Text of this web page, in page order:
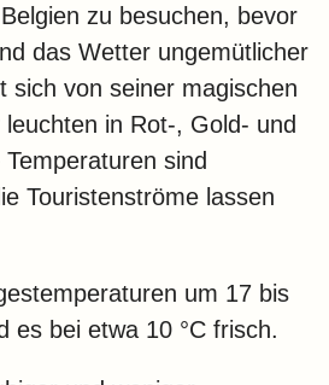
zu besuchen, bevor
das Wetter ungemütlicher
sich von seiner magischen
in Rot-, Gold- und
sind
Touristenströme lassen
um 17 bis
es bei etwa 10 °C frisch.